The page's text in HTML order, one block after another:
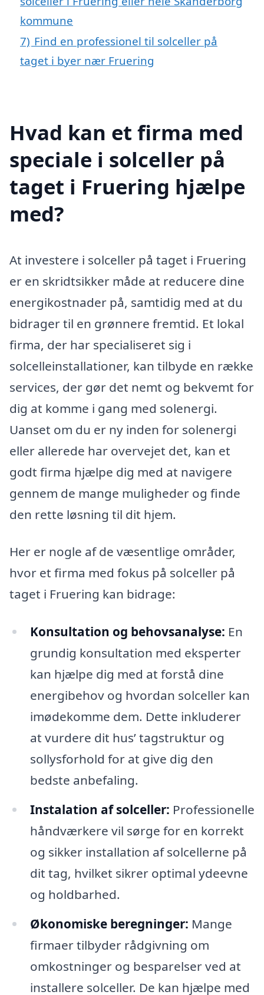
kommune
7) Find en professionel til solceller på
taget i byer nær Fruering
Hvad kan et firma med
speciale i solceller på
taget i Fruering hjælpe
med?
At investere i solceller på taget i Fruering
er en skridtsikker måde at reducere dine
energikostnader på, samtidig med at du
bidrager til en grønnere fremtid. Et lokal
firma, der har specialiseret sig i
solcelleinstallationer, kan tilbyde en række
services, der gør det nemt og bekvemt for
dig at komme i gang med solenergi.
Uanset om du er ny inden for solenergi
eller allerede har overvejet det, kan et
godt firma hjælpe dig med at navigere
gennem de mange muligheder og finde
den rette løsning til dit hjem.
Her er nogle af de væsentlige områder,
hvor et firma med fokus på solceller på
taget i Fruering kan bidrage:
Konsultation og behovsanalyse: En
grundig konsultation med eksperter
kan hjælpe dig med at forstå dine
energibehov og hvordan solceller kan
imødekomme dem. Dette inkluderer
at vurdere dit hus’ tagstruktur og
sollysforhold for at give dig den
bedste anbefaling.
Instalation af solceller: Professionelle
håndværkere vil sørge for en korrekt
og sikker installation af solcellerne på
dit tag, hvilket sikrer optimal ydeevne
og holdbarhed.
Økonomiske beregninger: Mange
firmaer tilbyder rådgivning om
omkostninger og besparelser ved at
installere solceller. De kan hjælpe med